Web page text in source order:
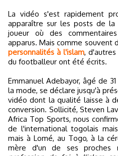
La vidéo s'est rapidement
apparaître sur les posts de la
joueur où des
apparus. Mais comme souvent
personnalités à l'islam,
du footballeur ont été écrits.
Emmanuel Adebayor, âgé de
la mode, se déclare jusqu'à
vidéo dont la qualité laisse à
conversion. Sollicité, Steven
Africa Top Sports, nous
de l'international togolais
mais à Lomé, au Togo, à la
mère d'un de ses proches